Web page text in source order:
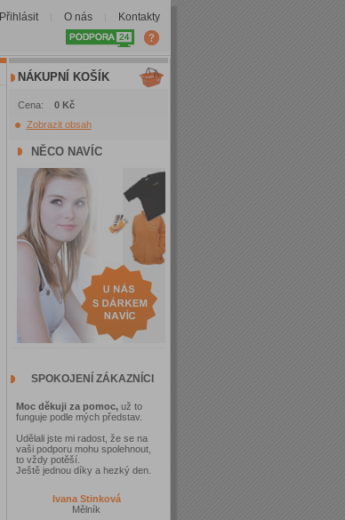
Přihlásit O nás Kontakty
NÁKUPNÍ KOŠÍK
Cena: 0 Kč
Zobrazit obsah
NĚCO NAVÍC
SPOKOJENÍ ZÁKAZNÍCI
Moc děkuji za pomoc,už to
funguje podle mých představ.
Udělali jste mi radost, že se na
vaši podporu mohu spolehnout,
to vždy potěší.
Ještě jednou díky a hezký den.
Ivana Stinková
Mělník